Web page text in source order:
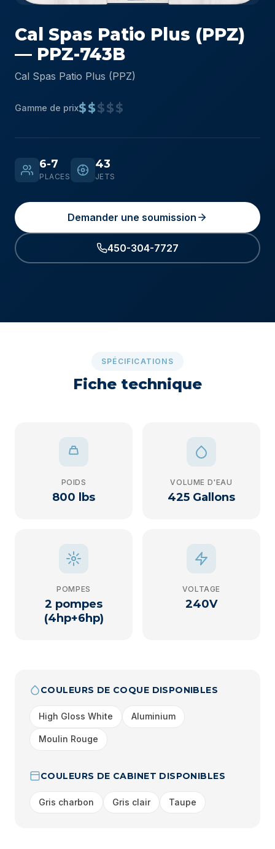
Cal Spas Patio Plus (PPZ)
— PPZ-743B
Cal Spas Patio Plus (PPZ)
Gamme de prix$$$$$
6-7
PLACES
43
JETS
Demander une soumission
450-304-7727
SPÉCIFICATIONS
Fiche technique
POIDS
800 lbs
VOLUME D'EAU
425 Gallons
POMPES
2 pompes
(4hp+6hp)
VOLTAGE
240V
COULEURS DE COQUE DISPONIBLES
High Gloss White Aluminium
Moulin Rouge
COULEURS DE CABINET DISPONIBLES
Gris charbon Gris clair Taupe